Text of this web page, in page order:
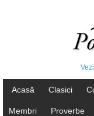
Acasă Clasici
Membri Proverbe